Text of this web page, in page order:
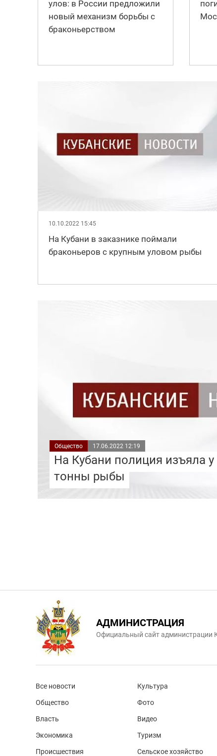
улов: в России предложили
новый механизм борьбы с
браконьерством
10.10.2022 15:45
На Кубани в заказнике поймали
браконьеров с крупным уловом рыбы
Общество 17.06.2022 12:19
На Кубани полиция изъяла
тонны рыбы
АДМИНИСТРАЦИЯ
Официальный сайт администрации
Все новости
Общество
Власть
Экономика
Происшествия
Культура
Фото
Видео
Туризм
Сельское хозяйство